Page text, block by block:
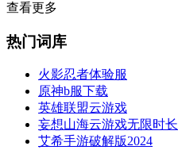
查看更多
热门词库
火影忍者体验服
原神b服下载
英雄联盟云游戏
妄想山海云游戏无限时长
艾希手游破解版2024